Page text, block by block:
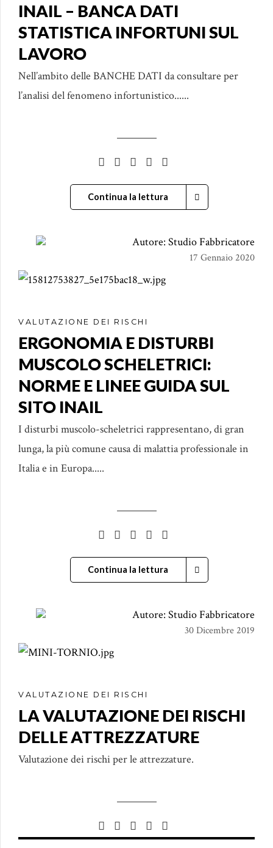
INAIL – BANCA DATI
STATISTICA INFORTUNI SUL
LAVORO
Nell’ambito delle BANCHE DATI da consultare per
l’analisi del fenomeno infortunistico......
Continua la lettura
Autore: Studio Fabbricatore
17 Gennaio 2020
VALUTAZIONE DEI RISCHI
ERGONOMIA E DISTURBI
MUSCOLO SCHELETRICI:
NORME E LINEE GUIDA SUL
SITO INAIL
I disturbi muscolo-scheletrici rappresentano, di gran
lunga, la più comune causa di malattia professionale in
Italia e in Europa.....
Continua la lettura
Autore: Studio Fabbricatore
30 Dicembre 2019
VALUTAZIONE DEI RISCHI
LA VALUTAZIONE DEI RISCHI
DELLE ATTREZZATURE
Valutazione dei rischi per le attrezzature.